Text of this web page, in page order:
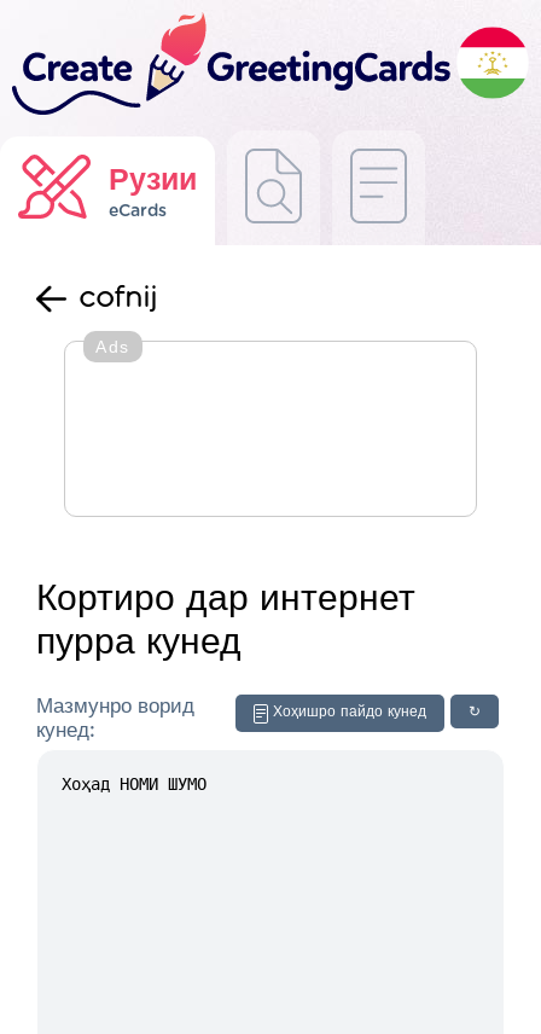
Рузии
eCards
cofnij
Ads
Кортиро дар интернет
пурра кунед
↻
Хоҳишро пайдо кунед
Мазмунро ворид
кунед: